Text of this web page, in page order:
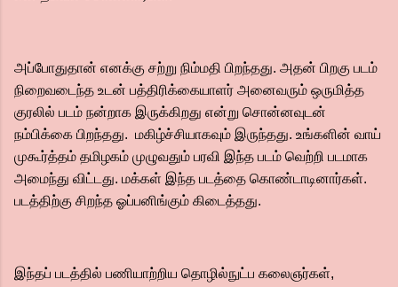
அப்போதுதான் எனக்கு சற்று நிம்மதி பிறந்தது. அதன் பிறகு படம்
நிறைவடைந்த உடன் பத்திரிக்கையாளர் அனைவரும் ஒருமித்த
குரலில் படம் நன்றாக இருக்கிறது என்று சொன்னவுடன்
நம்பிக்கை பிறந்தது. மகிழ்ச்சியாகவும் இருந்தது. உங்களின் வாய்
முகூர்த்தம் தமிழகம் முழுவதும் பரவி இந்த படம் வெற்றி படமாக
அமைந்து விட்டது. மக்கள் இந்த படத்தை கொண்டாடினார்கள்.
படத்திற்கு சிறந்த ஓப்பனிங்கும் கிடைத்தது.
இந்தப் படத்தில் பணியாற்றிய தொழில்நுட்ப கலைஞர்கள்,